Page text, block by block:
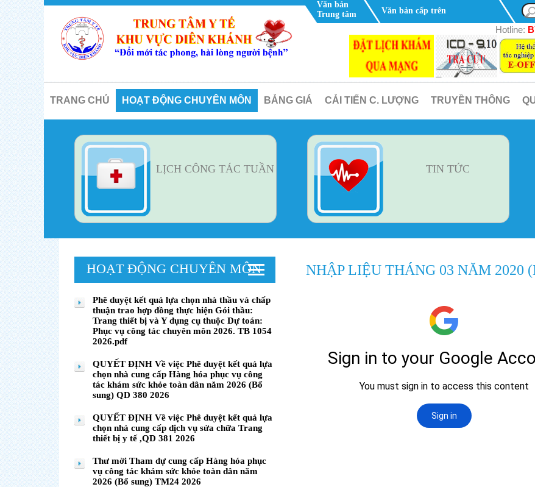
Văn bản
Trung tâm
Văn bản cấp trên
Hotline:
TRANG CHỦ HOẠT ĐỘNG CHUYÊN MÔN BẢNG GIÁ CẢI TIẾN C. LƯỢNG TRUYỀN THÔNG
LỊCH CÔNG TÁC TUẦN TIN TỨC
NHẬP LIỆU THÁNG 03 NĂM 2020
HOẠT ĐỘNG CHUYÊN MÔN
Phê duyệt kết quả lựa chọn nhà thầu và chấp
thuận trao hợp đồng thực hiện Gói thầu:
Trang thiết bị và Y dụng cụ thuộc Dự toán:
Phục vụ công tác chuyên môn 2026. TB 1054
2026.pdf
QUYẾT ĐỊNH Về việc Phê duyệt kết quả lựa
chọn nhà cung cấp Hàng hóa phục vụ công
tác khám sức khỏe toàn dân năm 2026 (Bổ
sung) QD 380 2026
QUYẾT ĐỊNH Về việc Phê duyệt kết quả lựa
chọn nhà cung cấp dịch vụ sửa chữa Trang
thiết bị y tế ,QD 381 2026
Thư mời Tham dự cung cấp Hàng hóa phục
vụ công tác khám sức khỏe toàn dân năm
2026 (Bổ sung) TM24 2026